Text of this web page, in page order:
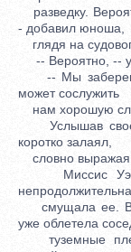
разведку.
- добавил юноша,
глядя на
-- Вероятно, --
-- Мы заберем
может сослужить
нам хорошую
Услышав свое
коротко залаял,
словно выражая
Миссис
смущала ее.
уже облетела
туземные